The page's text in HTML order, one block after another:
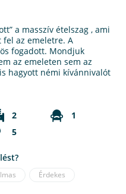
a masszív ételszag , ami
az emeletre. A
fogadott. Mondjuk
az emeleten sem az
hagyott némi kívánnivalót
2
1
5
Érdekes